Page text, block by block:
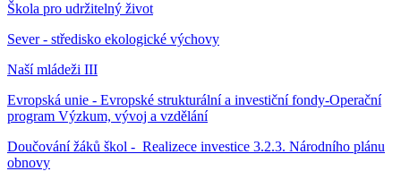
Škola pro udržitelný život
Sever - středisko ekologické výchovy
Naší mládeži III
Evropská unie - Evropské strukturální a investiční fondy-Operační
program Výzkum, vývoj a vzdělání
Doučování žáků škol - Realizece investice 3.2.3. Národního plánu
obnovy